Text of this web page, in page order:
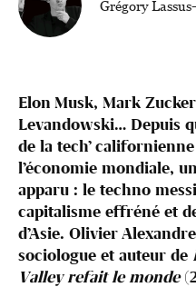
Grégory
Elon Musk, Mark
Levandowski… Depuis
de la tech’
l’économie mondiale,
apparu : le techno
capitalisme effréné et
d’Asie. Olivier
sociologue et auteur de
Valley refait le monde